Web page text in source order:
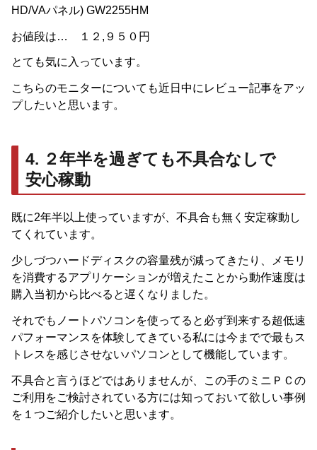
HD/VAパネル) GW2255HM
お値段は… １２,９５０円
とても気に入っています。
こちらのモニターについても近日中にレビュー記事をアッ
プしたいと思います。
4. ２年半を過ぎても不具合なしで
安心稼動
既に2年半以上使っていますが、不具合も無く安定稼動し
てくれています。
少しづつハードディスクの容量残が減ってきたり、メモリ
を消費するアプリケーションが増えたことから動作速度は
購入当初から比べると遅くなりました。
それでもノートパソコンを使ってると必ず到来する超低速
パフォーマンスを体験してきている私には今までで最もス
トレスを感じさせないパソコンとして機能しています。
不具合と言うほどではありませんが、この手のミニＰＣの
ご利用をご検討されている方には知っておいて欲しい事例
を１つご紹介したいと思います。